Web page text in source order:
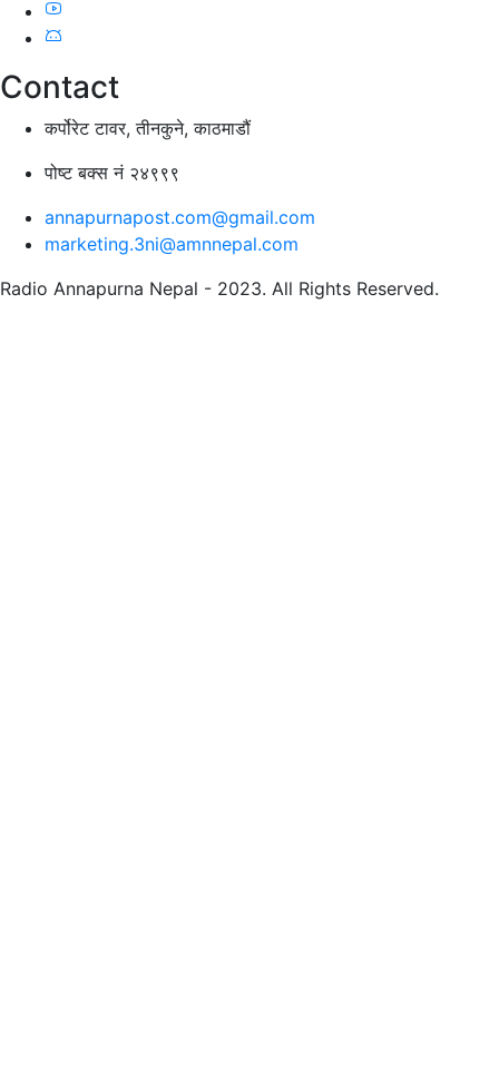
Contact
कर्पोरेट टावर, तीनकुने, काठमाडौं
पोष्ट बक्स नं २४९९९
annapurnapost.com@gmail.com
marketing.3ni@amnnepal.com
Radio Annapurna Nepal - 2023. All Rights Reserved.